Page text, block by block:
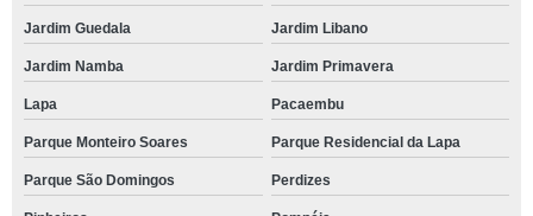
Jardim Guedala Jardim Libano
Jardim Namba Jardim Primavera
Lapa Pacaembu
Parque Monteiro Soares Parque Residencial da Lapa
Parque São Domingos Perdizes